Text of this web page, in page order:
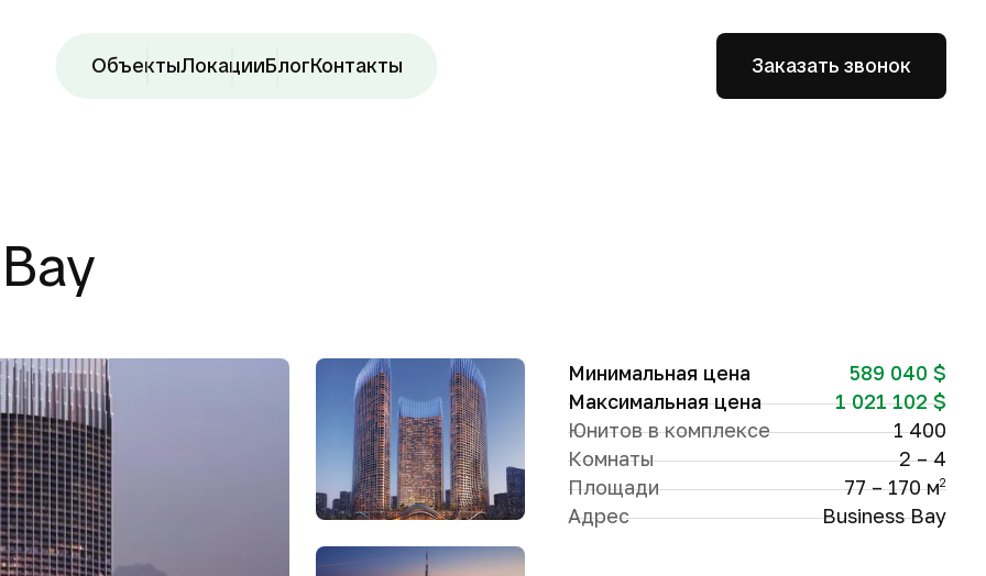
ОбъектыЛокацииБлогКонтакты Заказать звонок
Минимальная цена
589 040 $
Максимальная цена
1 021 102 $
Юнитов в комплексе
1 400
Комнаты
2 – 4
Площади
77 – 170 м2
Адрес Business Bay